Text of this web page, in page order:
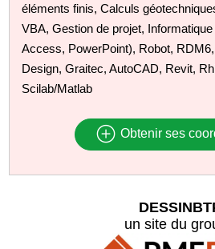
éléments finis, Calculs
VBA, Gestion de projet,
Access, PowerPoint), Robot,
Design, Graitec, AutoCAD, Revit,
Scilab/Matlab
Obtenir ses
un site du